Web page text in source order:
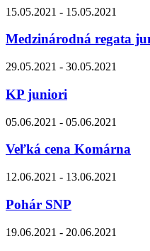
15.05.2021 - 15.05.2021
Medzinárodná regata
29.05.2021 - 30.05.2021
KP juniori
05.06.2021 - 05.06.2021
Veľká cena Komárna
12.06.2021 - 13.06.2021
Pohár SNP
19.06.2021 - 20.06.2021